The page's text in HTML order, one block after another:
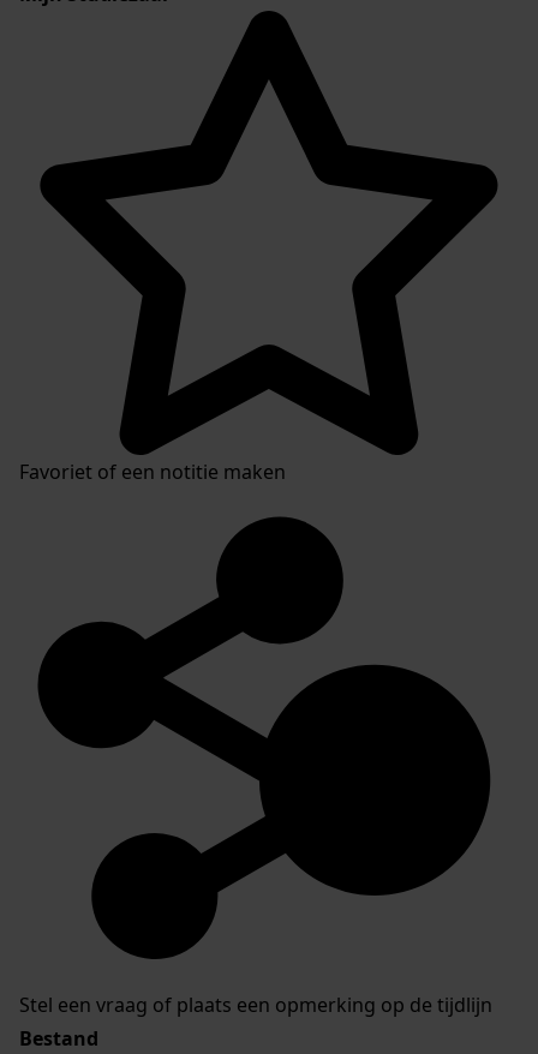
Favoriet of een notitie maken
Stel een vraag of plaats een opmerking op de tijdlijn
Bestand